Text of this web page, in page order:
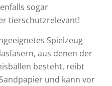
sogar
tierschutzrelevant!
Spielzeug
aus denen der
besteht, reibt
und kann vor